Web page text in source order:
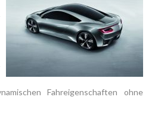
Fahreigenschaften ohne